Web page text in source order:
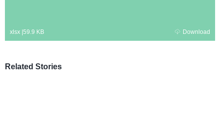
xlsx 59.9 KB Download
Related Stories